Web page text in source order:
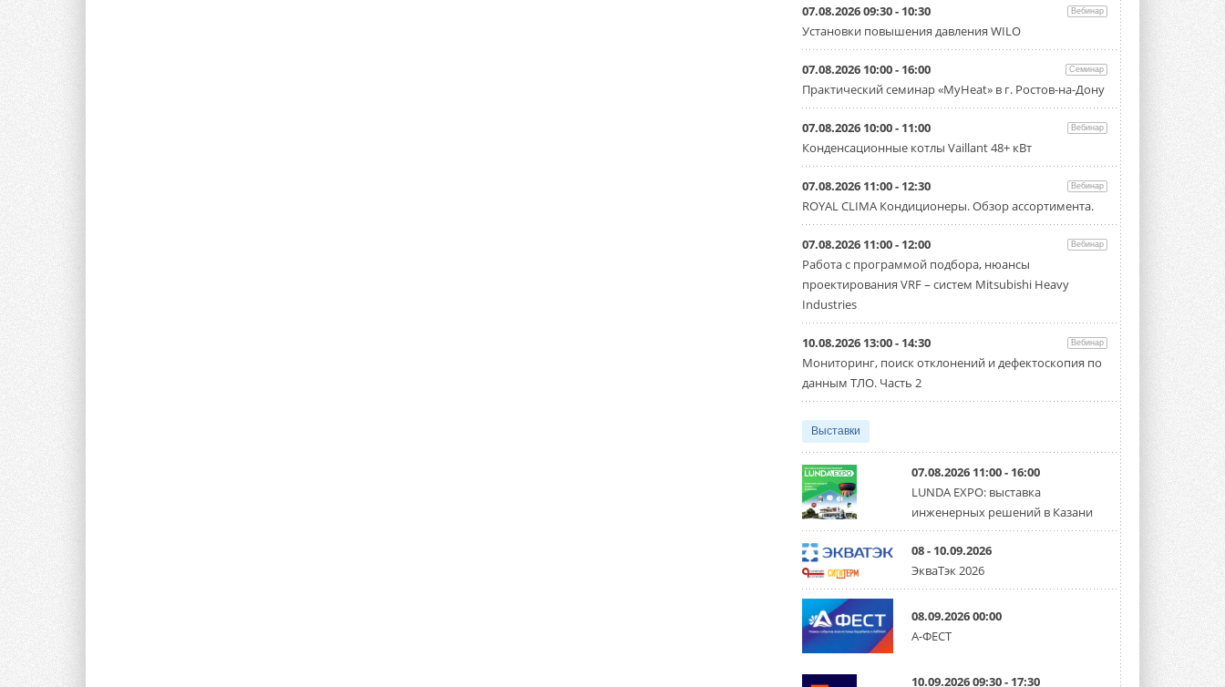
«РУСКЛИМАТ Fest 2026» в Уфе
собрал свыше 700 профи
климатической отрасли
Организатором выступил торгово-
производственный холдинг ...
3 АВГУСТА 2026
«Датарк» испытал модульный
ЦОД с плотностью 54 кВт на
стойку
Испытания прошли на собственной
производственной площадке и были ...
3 АВГУСТА 2026
Samsung выпускает VRF-
систему DVM на R32
Линейка включает семь типоразмеров
производительностью от 22,4 до 56 кВт.
«СиСофт Девелопмент» подвел
итоги конкурса студенческих
проектов «ТИМ-лидеры 2026»
«Русклимат» укрепляет
партнёрство за Уралом
Президент Омского землячества в
Москве Михаил Тимошенко посетил
Омск с трёхдневным рабочим визитом ...
31 ИЮЛЯ 2026
Carrier модернизирует
флагманский чиллер AquaEdge
19XR
Чиллер получил новую версию,
работающую на хладагенте R1234ze ...
31 ИЮЛЯ 2026
Mitsubishi расширяет
07.08.2026 09:30 - 10:30 Вебинар
Установки повышения давления WILO
07.08.2026 10:00 - 16:00 Семинар
Практический семинар «MyHeat» в г. Ростов-на-Дону
07.08.2026 10:00 - 11:00 Вебинар
Конденсационные котлы Vaillant 48+ кВт
07.08.2026 11:00 - 12:30 Вебинар
ROYAL CLIMA Кондиционеры. Обзор ассортимента.
07.08.2026 11:00 - 12:00 Вебинар
Работа с программой подбора, нюансы
проектирования VRF – систем Mitsubishi Heavy
Industries
10.08.2026 13:00 - 14:30 Вебинар
Мониторинг, поиск отклонений и дефектоскопия по
данным ТЛО. Часть 2
Выставки
07.08.2026 11:00 - 16:00
LUNDA EXPO: выставка
инженерных решений в Казани
08 - 10.09.2026
ЭкваТэк 2026
08.09.2026 00:00
А-ФЕСТ
10.09.2026 09:30 - 17:30